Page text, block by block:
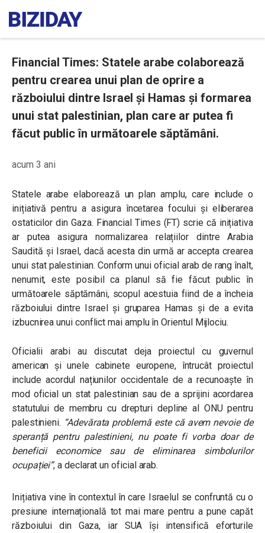
Financial Times: Statele arabe colaborează
pentru crearea unui plan de oprire a
războiului dintre Israel și Hamas și formarea
unui stat palestinian, plan care ar putea fi
făcut public în următoarele săptămâni.
acum 3 ani
Statele arabe elaborează un plan amplu, care include o
inițiativă pentru a asigura încetarea focului și eliberarea
ostaticilor din Gaza. Financial Times (FT) scrie că inițiativa
ar putea asigura normalizarea relațiilor dintre Arabia
Saudită și Israel, dacă acesta din urmă ar accepta crearea
unui stat palestinian. Conform unui oficial arab de rang înalt,
nenumit, este posibil ca planul să fie făcut public în
următoarele săptămâni, scopul acestuia fiind de a încheia
războiului dintre Israel și gruparea Hamas și de a evita
izbucnirea unui conflict mai amplu în Orientul Mijlociu.
Oficialii arabi au discutat deja proiectul cu guvernul
american și unele cabinete europene, întrucât proiectul
include acordul națiunilor occidentale de a recunoaște în
mod oficial un stat palestinian sau de a sprijini acordarea
statutului de membru cu drepturi depline al ONU pentru
palestinieni. “Adevărata problemă este că avem nevoie de
speranță pentru palestinieni, nu poate fi vorba doar de
beneficii economice sau de eliminarea simbolurilor
ocupației”, a declarat un oficial arab.
Inițiativa vine în contextul în care Israelul se confruntă cu o
presiune internațională tot mai mare pentru a pune capăt
războiului din Gaza, iar SUA își intensifică eforturile